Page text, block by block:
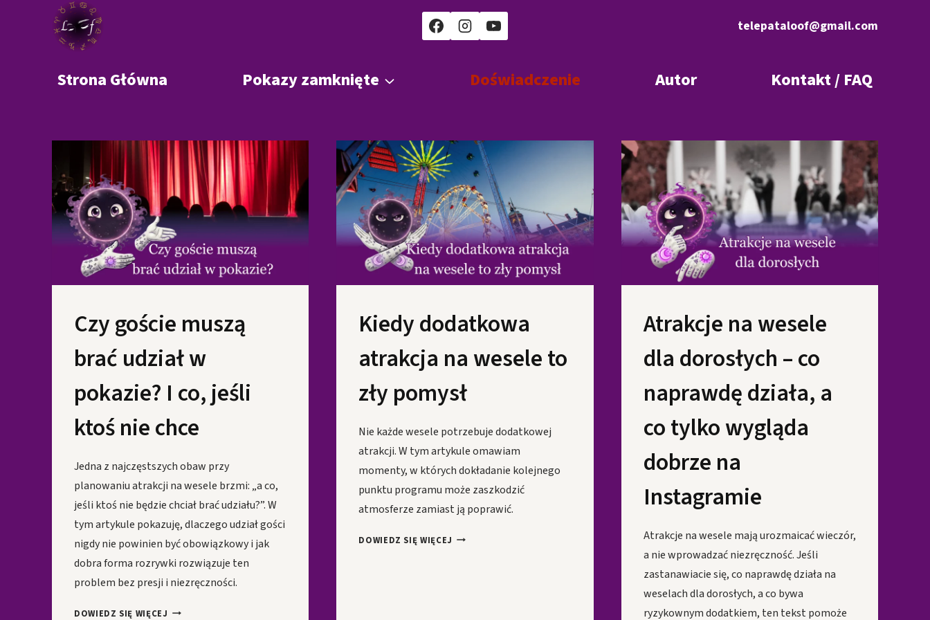
telepataloof@gmail.com
Strona Główna Pokazy zamknięte Doświadczenie Autor Kontakt / FAQ
Czy goście muszą
brać udział w
pokazie? I co, jeśli
ktoś nie chce
Jedna z najczęstszych obaw przy
planowaniu atrakcji na wesele brzmi: „a co,
jeśli ktoś nie będzie chciał brać udziału?”. W
tym artykule pokazuję, dlaczego udział gości
nigdy nie powinien być obowiązkowy i jak
dobra forma rozrywki rozwiązuje ten
problem bez presji i niezręczności.
DOWIEDZ SIĘ WIĘCEJ CZY
Kiedy dodatkowa
atrakcja na wesele to
zły pomysł
Nie każde wesele potrzebuje dodatkowej
atrakcji. W tym artykule omawiam
momenty, w których dokładanie kolejnego
punktu programu może zaszkodzić
atmosferze zamiast ją poprawić.
DOWIEDZ SIĘ WIĘCEJ KIEDY
Atrakcje na wesele
dla dorosłych – co
naprawdę działa, a
co tylko wygląda
dobrze na
Instagramie
Atrakcje na wesele mają urozmaicać wieczór,
a nie wprowadzać niezręczność. Jeśli
zastanawiacie się, co naprawdę działa na
weselach dla dorosłych, a co bywa
ryzykownym dodatkiem, ten tekst pomoże